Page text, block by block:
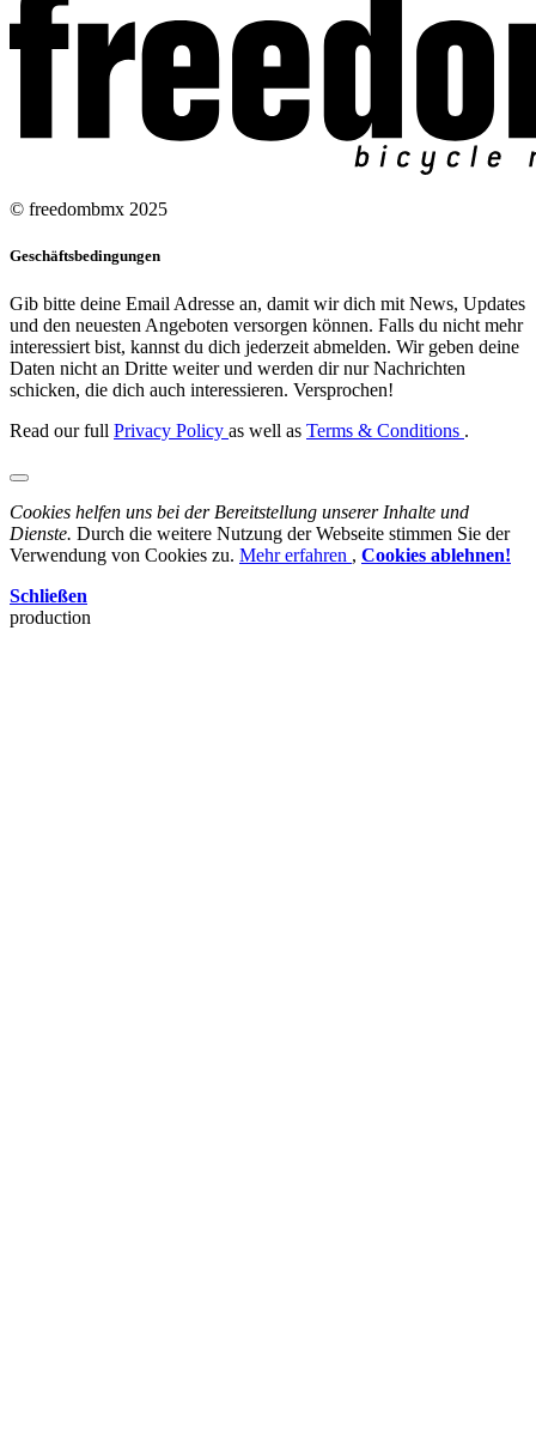
© freedombmx 2025
Geschäftsbedingungen
Gib bitte deine Email Adresse an, damit wir dich mit News, Updates
und den neuesten Angeboten versorgen können. Falls du nicht mehr
interessiert bist, kannst du dich jederzeit abmelden. Wir geben deine
Daten nicht an Dritte weiter und werden dir nur Nachrichten
schicken, die dich auch interessieren. Versprochen!
Read our full Privacy Policy as well as Terms & Conditions .
Cookies helfen uns bei der Bereitstellung unserer Inhalte und
Dienste. Durch die weitere Nutzung der Webseite stimmen Sie der
Verwendung von Cookies zu. Mehr erfahren , Cookies ablehnen!
Schließen
production